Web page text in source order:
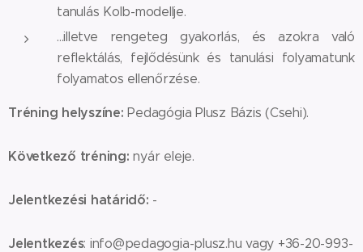
tanulás Kolb-modellje.
...illetve rengeteg gyakorlás, és azokra való
reflektálás, fejlődésünk és tanulási folyamatunk
folyamatos ellenőrzése.
Tréning helyszíne:Pedagógia Plusz Bázis (Csehi).
Következő tréning: nyár eleje.
Jelentkezési határidő: -
Jelentkezés: info@pedagogia-plusz.hu vagy +36-20-993-